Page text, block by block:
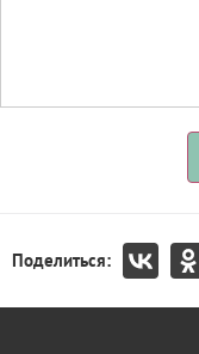
Поделиться: